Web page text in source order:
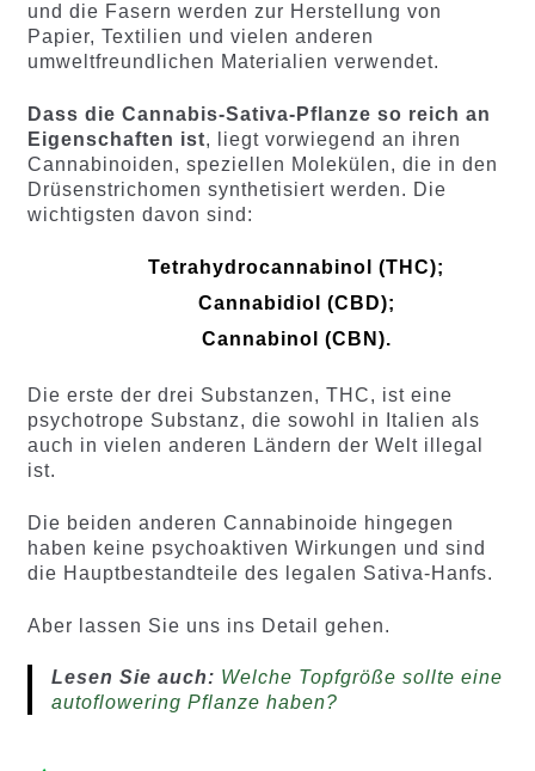
und die Fasern werden zur Herstellung von
Papier, Textilien und vielen anderen
umweltfreundlichen Materialien verwendet.
Dass die Cannabis-Sativa-Pflanze so reich an
Eigenschaften ist, liegt vorwiegend an ihren
Cannabinoiden, speziellen Molekülen, die in den
Drüsenstrichomen synthetisiert werden. Die
wichtigsten davon sind:
Tetrahydrocannabinol (THC);
Cannabidiol (CBD);
Cannabinol (CBN).
Die erste der drei Substanzen, THC, ist eine
psychotrope Substanz, die sowohl in Italien als
auch in vielen anderen Ländern der Welt illegal
ist.
Die beiden anderen Cannabinoide hingegen
haben keine psychoaktiven Wirkungen und sind
die Hauptbestandteile des legalen Sativa-Hanfs.
Aber lassen Sie uns ins Detail gehen.
Lesen Sie auch: Welche Topfgröße sollte eine
autoflowering Pflanze haben?